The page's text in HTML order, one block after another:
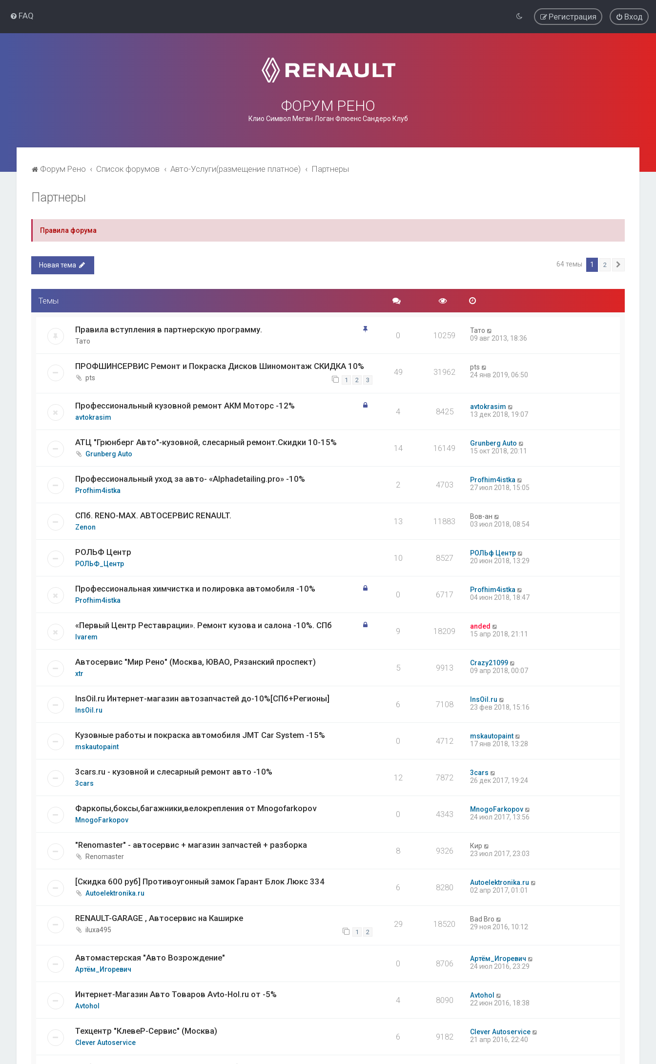
FAQ Вход
Регистрация
ФОРУМ РЕНО
Клио Символ Меган Логан Флюенс Сандеро Клуб
Форум Рено Список форумов Авто-Услуги(размещение платное) Партнеры
Партнеры
Правила форума
Новая тема 64 темы 1 2
Темы
Правила вступления в партнерскую программу.
Тато
0 10259
Тато
09 авг 2013, 18:36
ПРОФШИНСЕРВИС Ремонт и Покраска Дисков Шиномонтаж СКИДКА 10%
pts 1 2 3
49 31962
pts
24 янв 2019, 06:50
Профессиональный кузовной ремонт АКМ Моторс -12%
avtokrasim
4 8425
avtokrasim
13 дек 2018, 19:07
АТЦ "Грюнберг Авто"-кузовной, слесарный ремонт.Скидки 10-15%
Grunberg Auto
14 16149
Grunberg Auto
15 окт 2018, 20:11
Профессиональный уход за авто- «Alphadetailing.pro» -10%
Profhim4istka
2 4703
Profhim4istka
27 июл 2018, 15:05
СПб. RENO-MAX. АВТОСЕРВИС RENAULT.
Zenon
13 11883
Вов-ан
03 июл 2018, 08:54
РОЛЬФ Центр
РОЛЬФ_Центр
10 8527
РОЛЬф Центр
20 июн 2018, 13:29
Профессиональная химчистка и полировка автомобиля -10%
Profhim4istka
0 6717
Profhim4istka
04 июн 2018, 18:47
«Первый Центр Реставрации». Ремонт кузова и салона -10%. СПб
Ivarem
9 18209
anded
15 апр 2018, 21:11
Автосервис "Мир Рено" (Москва, ЮВАО, Рязанский проспект)
xtr
5 9913
Crazy21099
09 апр 2018, 00:07
InsOil.ru Интернет-магазин автозапчастей до-10%[СПб+Регионы]
InsOil.ru
6 7108
InsOil.ru
23 фев 2018, 15:16
Кузовные работы и покраска автомобиля JMT Car System -15%
mskautopaint
0 4712
mskautopaint
17 янв 2018, 13:28
3cars.ru - кузовной и слесарный ремонт авто -10%
3cars
12 7872
3cars
26 дек 2017, 19:24
Фаркопы,боксы,багажники,велокрепления от Mnogofarkopov
MnogoFarkopov
0 4343
MnogoFarkopov
24 июл 2017, 13:56
"Renomaster" - автосервис + магазин запчастей + разборка
Renomaster
8 9326
Кир
23 июл 2017, 23:03
[Скидка 600 руб] Противоугонный замок Гарант Блок Люкс 334
Autoelektronika.ru
6 8280
Autoelektronika.ru
02 апр 2017, 01:01
RENAULT-GARAGE , Автосервис на Каширке
iluxa495 1 2
29 18520
Bad Bro
29 ноя 2016, 10:12
Автомастерская "Авто Возрождение"
Артём_Игоревич
0 8706
Артём_Игоревич
24 июл 2016, 23:29
Интернет-Магазин Авто Товаров Avto-Hol.ru от -5%
Avtohol
4 8090
Avtohol
22 июн 2016, 18:38
Техцентр "КлевеР-Сервис" (Москва)
Clever Autoservice
6 9182
Clever Autoservice
21 апр 2016, 22:40